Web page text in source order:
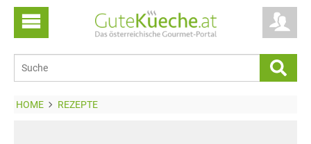
HOME REZEPTE